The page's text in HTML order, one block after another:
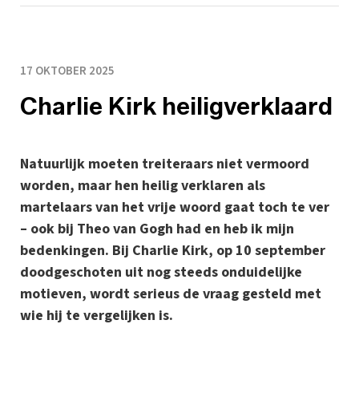
17 OKTOBER 2025
Charlie Kirk heiligverklaard
Natuurlijk moeten treiteraars niet vermoord
worden, maar hen heilig verklaren als
martelaars van het vrije woord gaat toch te ver
– ook bij Theo van Gogh had en heb ik mijn
bedenkingen. Bij Charlie Kirk, op 10 september
doodgeschoten uit nog steeds onduidelijke
motieven, wordt serieus de vraag gesteld met
wie hij te vergelijken is.